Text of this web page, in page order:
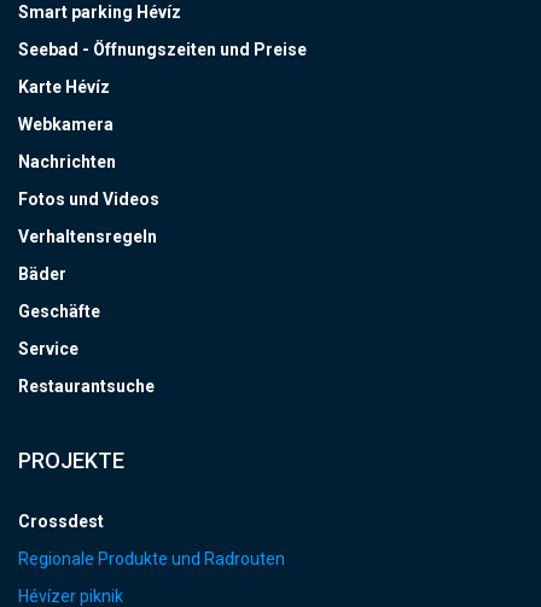
Smart parking Hévíz
Seebad - Öffnungszeiten und Preise
Karte Hévíz
Webkamera
Nachrichten
Fotos und Videos
Verhaltensregeln
Bäder
Geschäfte
Service
Restaurantsuche
PROJEKTE
Crossdest
Regionale Produkte und Radrouten
Hévízer piknik